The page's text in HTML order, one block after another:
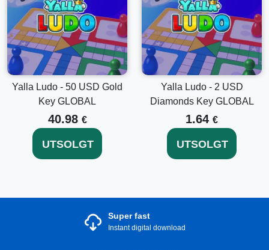
Yalla Ludo - 50 USD Gold
Key GLOBAL
40.98 €
UTSOLGT
Yalla Ludo - 2 USD
Diamonds Key GLOBAL
1.64 €
UTSOLGT
Super fast
Instant digital download